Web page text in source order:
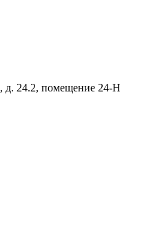
д. 24.2, помещение 24-Н